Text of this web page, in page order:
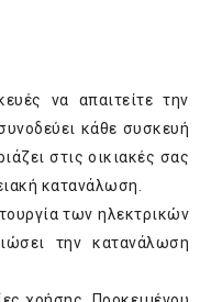
να απαιτείτε την
κάθε συσκευή
στις οικιακές σας
κατανάλωση.
των ηλεκτρικών
την κατανάλωση